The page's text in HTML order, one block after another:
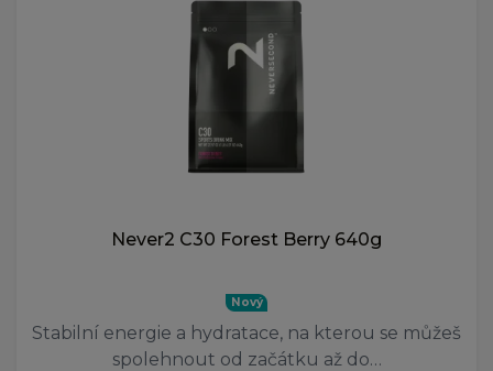
Never2 C30 Forest Berry 640g
Nový
Stabilní energie a hydratace, na kterou se můžeš
spolehnout od začátku až do…